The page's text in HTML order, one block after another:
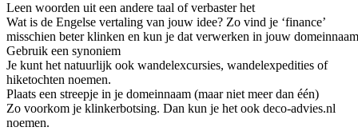
Leen woorden uit een andere taal of verbaster het
Wat is de Engelse vertaling van jouw idee? Zo vind je ‘finance’
misschien beter klinken en kun je dat verwerken in jouw
Gebruik een synoniem
Je kunt het natuurlijk ook wandelexcursies, wandelexpedities of
hiketochten noemen.
Plaats een streepje in je domeinnaam (maar niet meer dan één)
Zo voorkom je klinkerbotsing. Dan kun je het ook deco-advies.nl
noemen.